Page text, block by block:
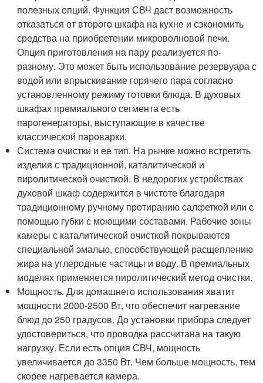
полезных опций. Функция СВЧ даст возможность
отказаться от второго шкафа на кухне и сэкономить
средства на приобретении микроволновой печи.
Опция приготовления на пару реализуется по-
разному. Это может быть использование резервуара с
водой или впрыскивание горячего пара согласно
установленному режиму готовки блюда. В духовых
шкафах премиального сегмента есть
парогенераторы, выступающие в качестве
классической пароварки.
Система очистки и её тип. На рынке можно встретить
изделия с традиционной, каталитической и
пиролитической очисткой. В недорогих устройствах
духовой шкаф содержится в чистоте благодаря
традиционному ручному протиранию салфеткой или с
помощью губки с моющими составами. Рабочие зоны
камеры с каталитической очисткой покрываются
специальной эмалью, способствующей расщеплению
жира на углеродные частицы и воду. В премиальных
моделях применяется пиролитический метод очистки.
Мощность. Для домашнего использования хватит
мощности 2000-2500 Вт, что обеспечит нагревание
блюд до 250 градусов. До установки прибора следует
удостовериться, что проводка рассчитана на такую
нагрузку. Если есть опция СВЧ, мощность
увеличивается до 3350 Вт. Чем больше мощность, тем
скорее нагревается камера.